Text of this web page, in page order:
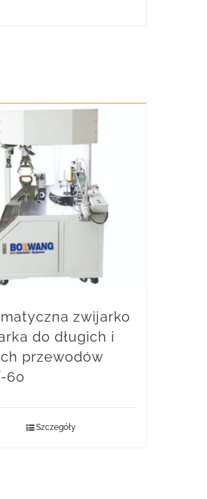
zwijarko
do długich i
przewodów
60
Szczegóły